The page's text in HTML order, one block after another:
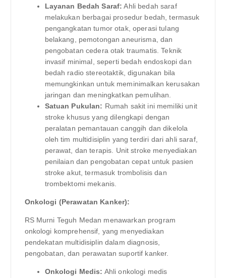
Layanan Bedah Saraf: Ahli bedah saraf
melakukan berbagai prosedur bedah, termasuk
pengangkatan tumor otak, operasi tulang
belakang, pemotongan aneurisma, dan
pengobatan cedera otak traumatis. Teknik
invasif minimal, seperti bedah endoskopi dan
bedah radio stereotaktik, digunakan bila
memungkinkan untuk meminimalkan kerusakan
jaringan dan meningkatkan pemulihan.
Satuan Pukulan: Rumah sakit ini memiliki unit
stroke khusus yang dilengkapi dengan
peralatan pemantauan canggih dan dikelola
oleh tim multidisiplin yang terdiri dari ahli saraf,
perawat, dan terapis. Unit stroke menyediakan
penilaian dan pengobatan cepat untuk pasien
stroke akut, termasuk trombolisis dan
trombektomi mekanis.
Onkologi (Perawatan Kanker):
RS Murni Teguh Medan menawarkan program
onkologi komprehensif, yang menyediakan
pendekatan multidisiplin dalam diagnosis,
pengobatan, dan perawatan suportif kanker.
Onkologi Medis: Ahli onkologi medis